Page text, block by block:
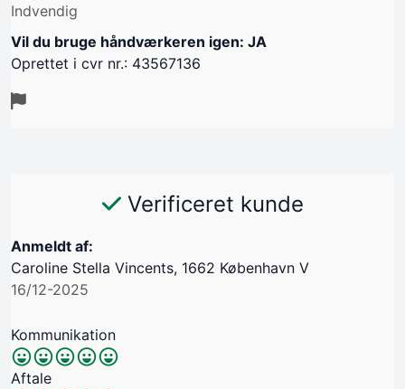
Indvendig
Vil du bruge håndværkeren igen: JA
Oprettet i cvr nr.: 43567136
Verificeret kunde
Anmeldt af:
Caroline Stella Vincents, 1662 København V
16/12-2025
Kommunikation
Aftale